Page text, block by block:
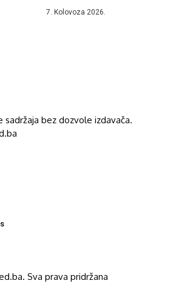
7. Kolovoza 2026.
sadržaja bez dozvole izdavača.
Sva prava pridržana